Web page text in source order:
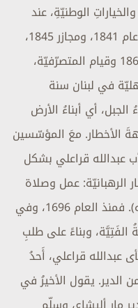
الوطنيّةِ، عند
المفترقاتِ الخطيرة (سقوط الإمارة عام 1841، ومجازر 1845،
وثورة الفلاّحين عام 1858، ومجازر 1860 وقيام المتصرّفيّة،
في لبنان سنة
الجبل، أي أبناءُ الأرض
الأخطار. معَ المؤسّسين
عبدالله قراعلي بشكل
عمل وصلاة
ورسالة (إنطلاقًا من الدير وَعَودًا إليه). فمنذ العام 1696، وفي
الفَتِيَّة، وبناءً على طلبِ
عبدالله قراعلي، أَحدُ
يقول الأخيرُ في